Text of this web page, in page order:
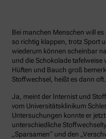
Bei manchen Menschen will
so richtig klappen, trotz Sport
wiederum können scheinbar
und die Schokolade
Hüften und Bauch groß
Stoffwechsel, heißt es dann
Ja, meint der Internist und
vom Universitätsklinikum
Untersuchungen konnte er
unterschiedliche
„Sparsamen“ und den